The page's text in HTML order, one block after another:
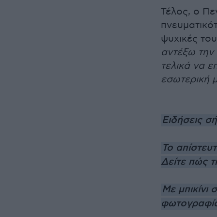
Τέλος, ο
ψυχικές
αντέξω
τελικά να
εσωτερική
Ειδήσεις
Το
Δείτε πώς
Με μπικίνι